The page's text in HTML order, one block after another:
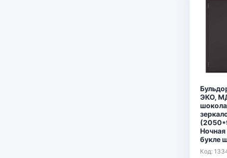
ЭКО,
букле
Код: